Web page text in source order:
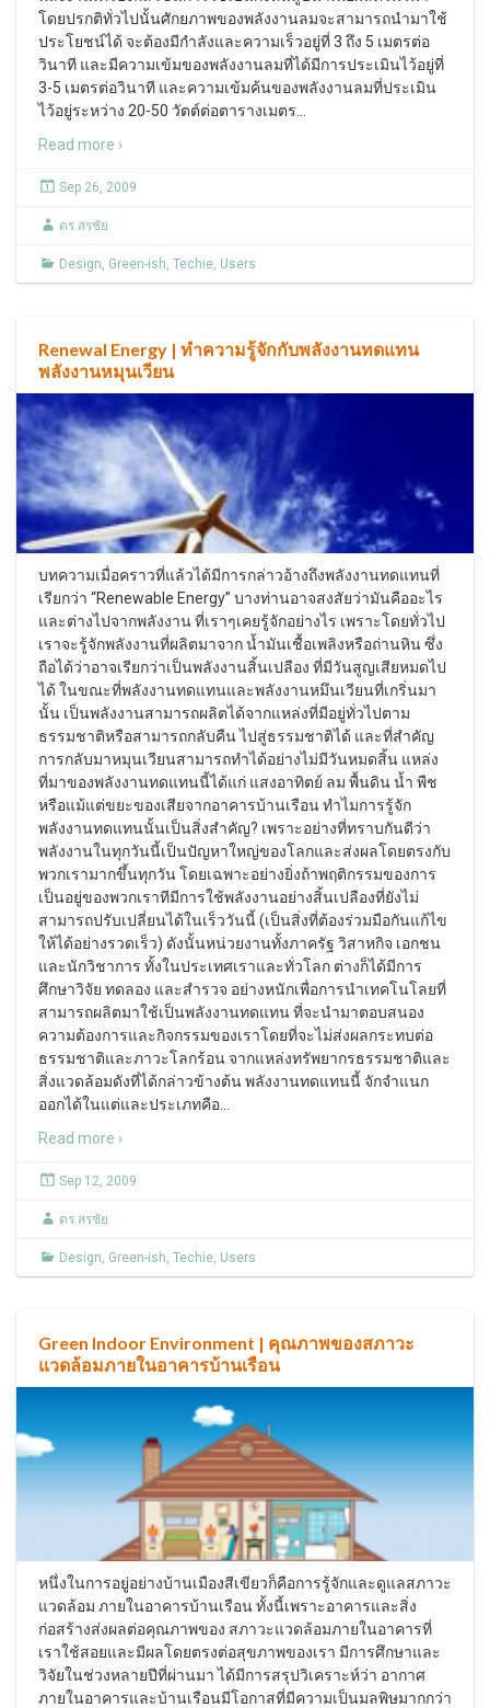
โดยปรกติทั่วไปนั้นศักยภาพของพลังงานลมจะสามารถนำมาใช้
ประโยชน์ได้ จะต้องมีกำลังและความเร็วอยู่ที่ 3 ถึง 5 เมตรต่อ
วินาที และมีความเข้มของพลังงานลมที่ได้มีการประเมินไว้อยู่ที่
3-5 เมตรต่อวินาที และความเข้มค้นของพลังงานลมที่ประเมิน
ไว้อยู่ระหว่าง 20-50 วัตต์ต่อตารางเมตร
Read more ›
Sep 26, 2009
ดร.สรชัย
Design, Green-ish, Techie, Users
Renewal Energy | ทำความรู้จักกับพลังงานทดแทน
พลังงานหมุนเวียน
บทความเมื่อคราวที่แล้วได้มีการกล่าวอ้างถึงพลังงานทดแทนที่
เรียกว่า “Renewable Energy” บางท่านอาจสงสัยว่ามันคืออะไร
และต่างไปจากพลังงาน ที่เราๆเคยรู้จักอย่างไร เพราะโดยทั่วไป
เราจะรู้จักพลังงานที่ผลิตมาจาก น้ำมันเชื้อเพลิงหรือถ่านหิน ซึ่ง
ถือได้ว่าอาจเรียกว่าเป็นพลังงานสิ้นเปลือง ที่มีวันสูญเสียหมดไป
ได้ ในขณะที่พลังงานทดแทนและพลังงานหมึนเวียนที่เกริ่นมา
นั้น เป็นพลังงานสามารถผลิตได้จากแหล่งที่มีอยู่ทั่วไปตาม
ธรรมชาติหรือสามารถกลับคืน ไปสู่ธรรมชาติได้ และที่สำคัญ
การกลับมาหมุนเวียนสามารถทำได้อย่างไม่มีวันหมดสิ้น แหล่ง
ที่มาของพลังงานทดแทนนี้ได้แก่ แสงอาทิตย์ ลม พื้นดิน น้ำ พืช
หรือแม้แต่ขยะของเสียจากอาคารบ้านเรือน ทำไมการรู้จัก
พลังงานทดแทนนั้นเป็นสิ่งสำคัญ? เพราะอย่างที่ทราบกันดีว่า
พลังงานในทุกวันนี้เป็นปัญหาใหญ่ของโลกและส่งผลโดยตรงกับ
พวกเรามากขึ้นทุกวัน โดยเฉพาะอย่างยิ่งถ้าพฤติกรรมของการ
เป็นอยู่ของพวกเราทีมีการใช้พลังงานอย่างสิ้นเปลืองที่ยังไม่
สามารถปรับเปลี่ยนได้ในเร็ววันนี้ (เป็นสิ่งที่ต้องร่วมมือกันแก้ไข
ให้ได้อย่างรวดเร็ว) ดังนั้นหน่วยงานทั้งภาครัฐ วิสาหกิจ เอกชน
และนักวิชาการ ทั้งในประเทศเราและทั่วโลก ต่างก็ได้มีการ
ศึกษาวิจัย ทดลอง และสำรวจ อย่างหนักเพื่อการนำเทคโนโลยที่
สามารถผลิตมาใช้เป็นพลังงานทดแทน ที่จะนำมาตอบสนอง
ความต้องการและกิจกรรมของเราโดยที่จะไม่ส่งผลกระทบต่อ
ธรรมชาติและภาวะโลกร้อน จากแหล่งทรัพยากรธรรมชาติและ
สิ่งแวดล้อมดังที่ได้กล่าวข้างต้น พลังงานทดแทนนี้ จักจำแนก
ออกได้ในแต่และประเภทคือ
Read more ›
Sep 12, 2009
ดร.สรชัย
Design, Green-ish, Techie, Users
Green Indoor Environment | คุณภาพของสภาวะ
แวดล้อมภายในอาคารบ้านเรือน
หนึ่งในการอยู่อย่างบ้านเมืองสีเขียวก็คือการรู้จักและดูแลสภาวะ
แวดล้อม ภายในอาคารบ้านเรือน ทั้งนี้เพราะอาคารและสิ่ง
ก่อสร้างส่งผลต่อคุณภาพของ สภาวะแวดล้อมภายในอาคารที่
เราใช้สอยและมีผลโดยตรงต่อสุขภาพของเรา มีการศึกษาและ
วิจัยในช่วงหลายปีที่ผ่านมา ได้มีการสรุปวิเคราะห์ว่า อากาศ
ภายในอาคารและบ้านเรือนมีโอกาสที่มีความเป็นมลพิษมากกว่า